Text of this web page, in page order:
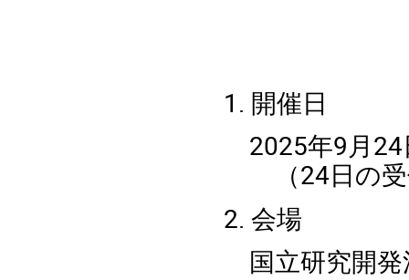
1. 開催日
2025年9月
（24日の
2. 会場
国立研究開